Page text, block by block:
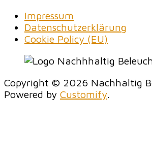
Impressum
Datenschutzerklärung
Cookie Policy (EU)
Copyright © 2026 Nachhaltig
Powered by Customify.